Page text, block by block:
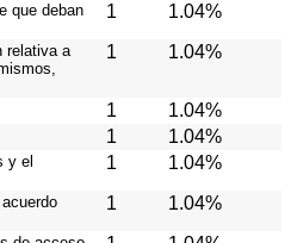
que deban
1 1.04%
relativa a
1 1.04%
1 1.04%
1 1.04%
y el
1 1.04%
1 1.04%